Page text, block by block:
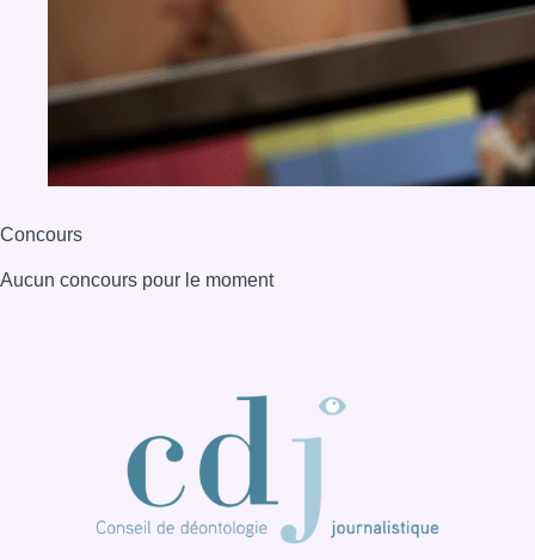
Concours
Aucun concours pour le moment